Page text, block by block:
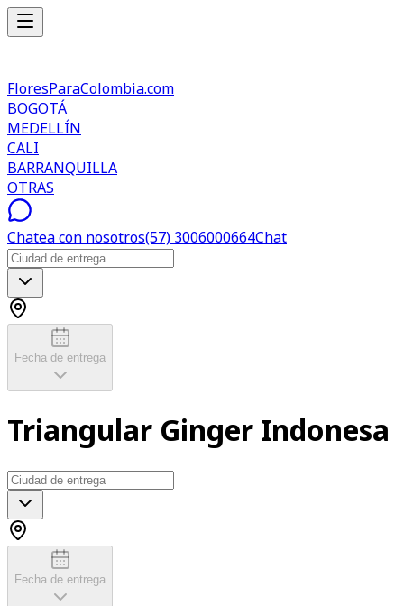
FloresParaColombia.com
BOGOTÁ
MEDELLÍN
CALI
BARRANQUILLA
OTRAS
Chatea con nosotros(57) 3006000664Chat
Fecha de entrega
Triangular Ginger Indonesa
Fecha de entrega